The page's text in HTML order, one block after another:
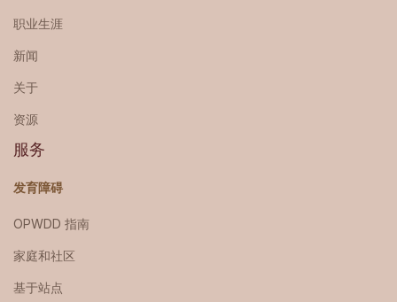
职业生涯
新闻
关于
资源
服务
发育障碍
OPWDD 指南
家庭和社区
基于站点